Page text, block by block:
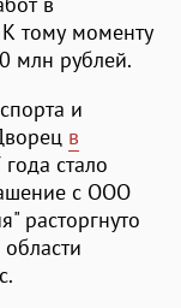
К тому моменту
млн рублей.
и
в
стало
с ООО
расторгнуто